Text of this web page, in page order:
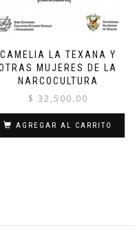
CAMELIA LA TEXANA Y
MUJERES DE LA
NARCOCULTURA
$ 32,500.00
AGREGAR AL CARRITO